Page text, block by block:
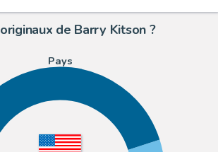
de Barry Kitson ?
Pays